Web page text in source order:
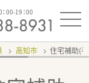
00-19：00
高知市 住宅補助(